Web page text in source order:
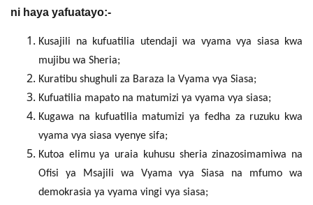
ni haya yafuatayo:-
Kusajili na kufuatilia utendaji wa vyama vya siasa kwa
mujibu wa Sheria;
Kuratibu shughuli za Baraza la Vyama vya Siasa;
Kufuatilia mapato na matumizi ya vyama vya siasa;
Kugawa na kufuatilia matumizi ya fedha za ruzuku kwa
vyama vya siasa vyenye sifa;
Kutoa elimu ya uraia kuhusu sheria zinazosimamiwa na
Ofisi ya Msajili wa Vyama vya Siasa na mfumo wa
demokrasia ya vyama vingi vya siasa;